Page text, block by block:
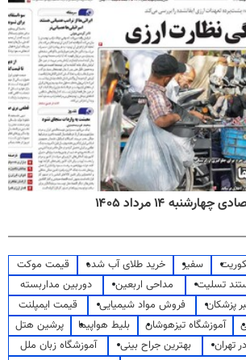
۱۴ مرداد ۱۴۰۵
سفیر خرید طلای آب شده
قیمت موکت
تسلیت مداحی اربعین
دوربین مداربسته
پزشکان
فروش مواد شیمیایی
قیمت ایمپلنت
آموزشگاه تیزهوشان بلیط هواپیما
پرشین هتل
تهران
بهترین جراح بینی
آموزشگاه زبان ملل